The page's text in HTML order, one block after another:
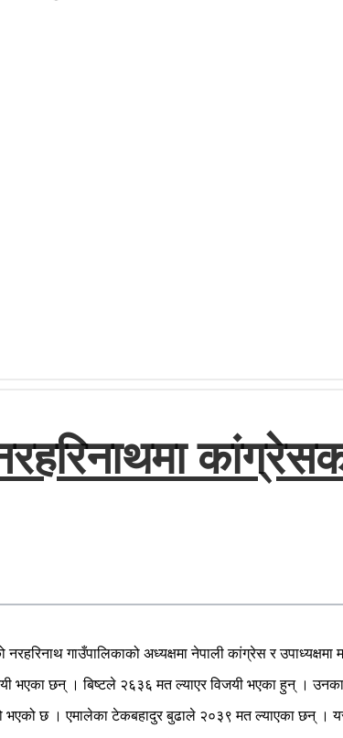
गाउँपालिकाको अध्यक्षमा नेपाली कांग्रेस र
भएका छन् । बिष्टले २६३६ मत ल्याएर विजयी भएका हुन् ।
छ । एमालेका टेकबहादुर बुढाले २०३९ मत ल्याएका छन् ।